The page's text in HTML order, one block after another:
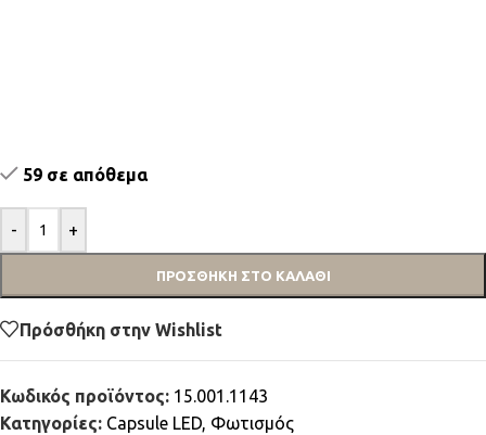
59 σε απόθεμα
- +
ΠΡΟΣΘΉΚΗ ΣΤΟ ΚΑΛΆΘΙ
Πρόσθήκη στην Wishlist
Κωδικός προϊόντος: 15.001.1143
Κατηγορίες: Capsule LED, Φωτισμός